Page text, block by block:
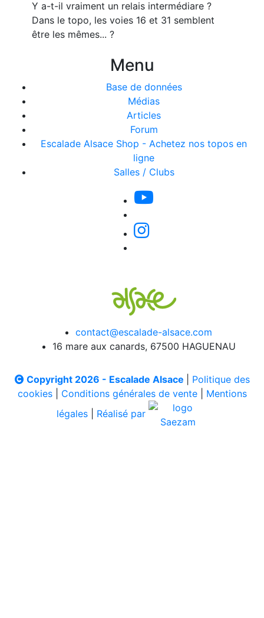
Y a-t-il vraiment un relais intermédiare ?
Dans le topo, les voies 16 et 31 semblent
être les mêmes... ?
Menu
Base de données
Médias
Articles
Forum
Escalade Alsace Shop - Achetez nos topos en
ligne
Salles / Clubs
contact@escalade-alsace.com
16 mare aux canards, 67500 HAGUENAU
Copyright 2026 - Escalade Alsace
Politique des
cookies| Conditions générales de vente| Mentions
légales
Réalisé par